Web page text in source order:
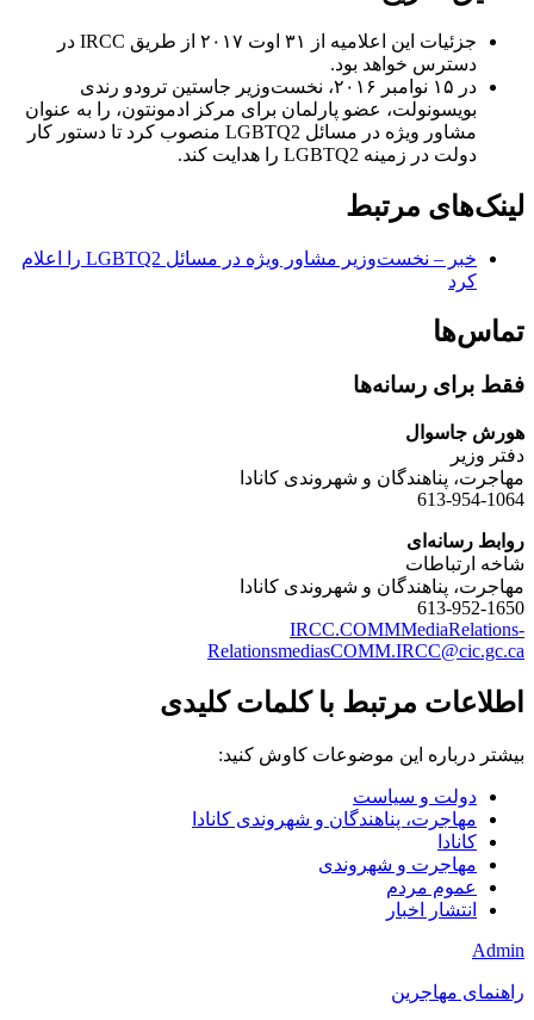
جزئیات این اعلامیه از ۳۱ اوت ۲۰۱۷ از طریق IRCC در
دسترس خواهد بود.
در ۱۵ نوامبر ۲۰۱۶، نخست‌وزیر جاستین ترودو رندی
بویسونولت، عضو پارلمان برای مرکز ادمونتون، را به عنوان
مشاور ویژه در مسائل LGBTQ2 منصوب کرد تا دستور کار
دولت در زمینه LGBTQ2 را هدایت کند.
لینک‌های مرتبط
خبر – نخست‌وزیر مشاور ویژه در مسائل LGBTQ2 را اعلام
کرد
تماس‌ها
فقط برای رسانه‌ها
هورش جاسوال
دفتر وزیر
مهاجرت، پناهندگان و شهروندی کانادا
613-954-1064
روابط رسانه‌ای
شاخه ارتباطات
مهاجرت، پناهندگان و شهروندی کانادا
613-952-1650
IRCC.COMMMediaRelations-
RelationsmediasCOMM.IRCC@cic.gc.ca
اطلاعات مرتبط با کلمات کلیدی
بیشتر درباره این موضوعات کاوش کنید:
دولت و سیاست
مهاجرت، پناهندگان و شهروندی کانادا
کانادا
مهاجرت و شهروندی
عموم مردم
انتشار اخبار
Admin
راهنمای مهاجرین